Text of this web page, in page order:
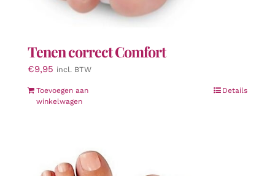
Tenen correct Comfort
€9,95 incl. BTW
Toevoegen aan
winkelwagen
Details